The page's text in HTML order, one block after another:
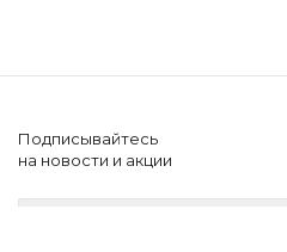
Подписывайтесь
на новости и акции